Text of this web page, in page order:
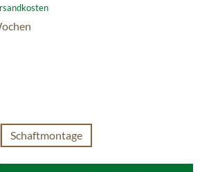
Schaftmontage